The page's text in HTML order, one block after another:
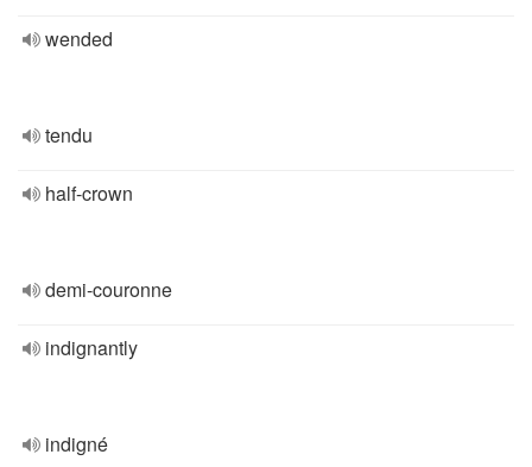
wended
tendu
half-crown
demi-couronne
indignantly
indigné